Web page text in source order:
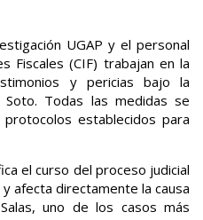
UGAP y el personal
Fiscales (CIF) trabajan en la
y pericias bajo la
Todas las medidas se
establecidos para
el curso del proceso judicial
afecta directamente la causa
uno de los casos más